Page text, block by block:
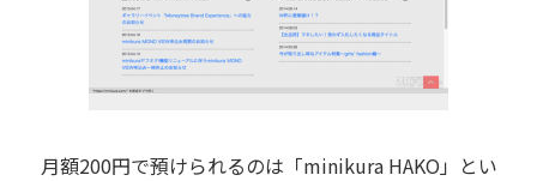
月額200円で預けられるのは「minikura HAKO」とい